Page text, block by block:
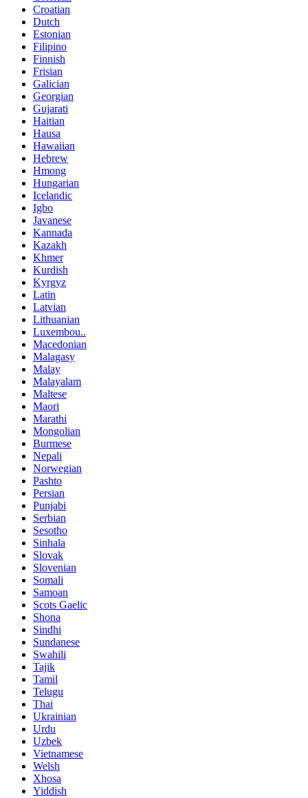
Croatian
Dutch
Estonian
Filipino
Finnish
Frisian
Galician
Georgian
Gujarati
Haitian
Hausa
Hawaiian
Hebrew
Hmong
Hungarian
Icelandic
Igbo
Javanese
Kannada
Kazakh
Khmer
Kurdish
Kyrgyz
Latin
Latvian
Lithuanian
Luxembou..
Macedonian
Malagasy
Malay
Malayalam
Maltese
Maori
Marathi
Mongolian
Burmese
Nepali
Norwegian
Pashto
Persian
Punjabi
Serbian
Sesotho
Sinhala
Slovak
Slovenian
Somali
Samoan
Scots Gaelic
Shona
Sindhi
Sundanese
Swahili
Tajik
Tamil
Telugu
Thai
Ukrainian
Urdu
Uzbek
Vietnamese
Welsh
Xhosa
Yiddish